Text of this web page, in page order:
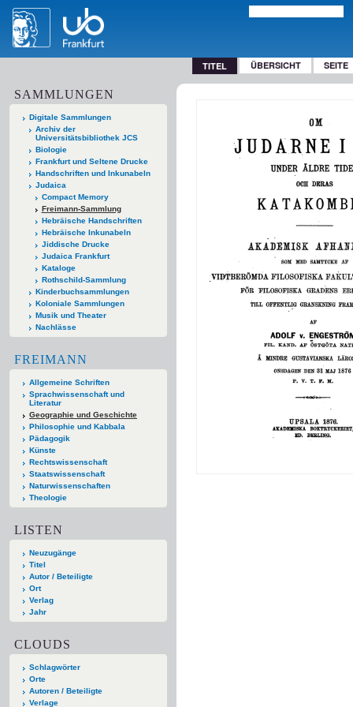
TITEL ÜBERSICHT SEITE
SAMMLUNGEN
Digitale Sammlungen
Archiv der
Universitätsbibliothek JCS
Biologie
Frankfurt und Seltene Drucke
Handschriften und Inkunabeln
Judaica
Compact Memory
Freimann-Sammlung
Hebräische Handschriften
Hebräische Inkunabeln
Jiddische Drucke
Judaica Frankfurt
Kataloge
Rothschild-Sammlung
Kinderbuchsammlungen
Koloniale Sammlungen
Musik und Theater
Nachlässe
FREIMANN
Allgemeine Schriften
Sprachwissenschaft und
Literatur
Geographie und Geschichte
Philosophie und Kabbala
Pädagogik
Künste
Rechtswissenschaft
Staatswissenschaft
Naturwissenschaften
Theologie
LISTEN
Neuzugänge
Titel
Autor / Beteiligte
Ort
Verlag
Jahr
CLOUDS
Schlagwörter
Orte
Autoren / Beteiligte
Verlage